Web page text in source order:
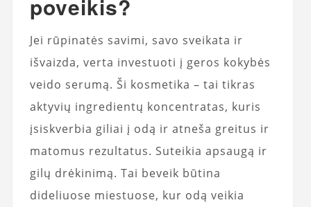
poveikis?
Jei rūpinatės savimi, savo sveikata ir
išvaizda, verta investuoti į geros kokybės
veido serumą. Ši kosmetika – tai tikras
aktyvių ingredientų koncentratas, kuris
įsiskverbia giliai į odą ir atneša greitus ir
matomus rezultatus. Suteikia apsaugą ir
gilų drėkinimą. Tai beveik būtina
dideliuose miestuose, kur odą veikia